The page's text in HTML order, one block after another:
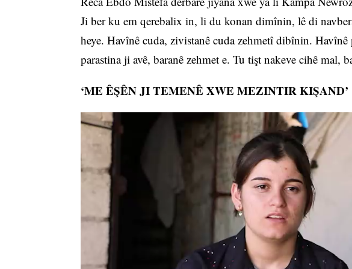
Ji ber ku em qerebalix in, li du konan dimînin, lê di
heye. Havînê cuda, zivistanê cuda zehmetî dibînin.
parastina ji avê, baranê zehmet e. Tu tişt nakeve cihê mal,
‘ME ÊŞÊN JI TEMENÊ XWE MEZINTIR KIŞAND’